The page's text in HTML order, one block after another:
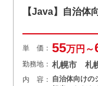
【Java】自治体
単 価： 55万円～
勤務地： 札幌市 札
内 容： 自治体向けの